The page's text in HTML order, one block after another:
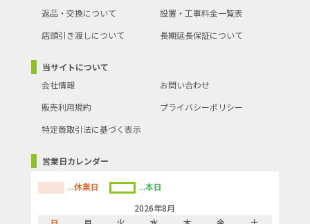
返品・交換について
設置・工事料金一覧表
店頭引き渡しについて
長期延長保証について
当サイトについて
会社情報
お問い合わせ
販売利用規約
プライバシーポリシー
特定商取引法に基づく表示
営業日カレンダー
...休業日
...本日
2026年8月